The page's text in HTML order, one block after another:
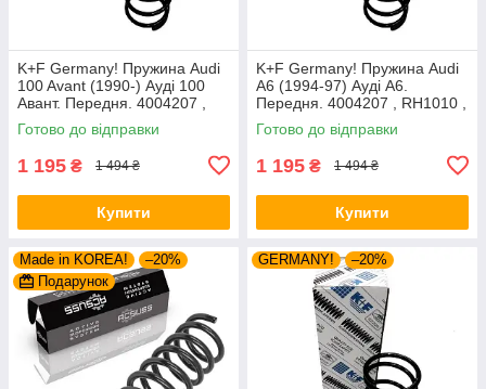
K+F Germany! Пружина Audi
100 Avant (1990-) Ауді 100
Авант. Передня. 4004207 ,
RH1010 , 997224. К+Ф
Німеччина
Готово до відправки
1 195 ₴ 1 494 ₴
Купити
K+F Germany! Пружина Audi
A6 (1994-97) Ауді А6.
Передня. 4004207 , RH1010 ,
997224. К+Ф Німеччина
Готово до відправки
1 195 ₴ 1 494 ₴
Купити
Made in KOREA!
–20%
Подарунок
GERMANY! –20%